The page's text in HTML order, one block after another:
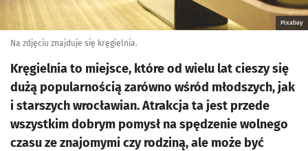
Pixabay
Na zdjęciu znajduje się kręgielnia.
Kręgielnia to miejsce, które od wielu lat cieszy się
dużą popularnością zarówno wśród młodszych, jak
i starszych wrocławian. Atrakcja ta jest przede
wszystkim dobrym pomysł na spędzenie wolnego
czasu ze znajomymi czy rodziną, ale może być